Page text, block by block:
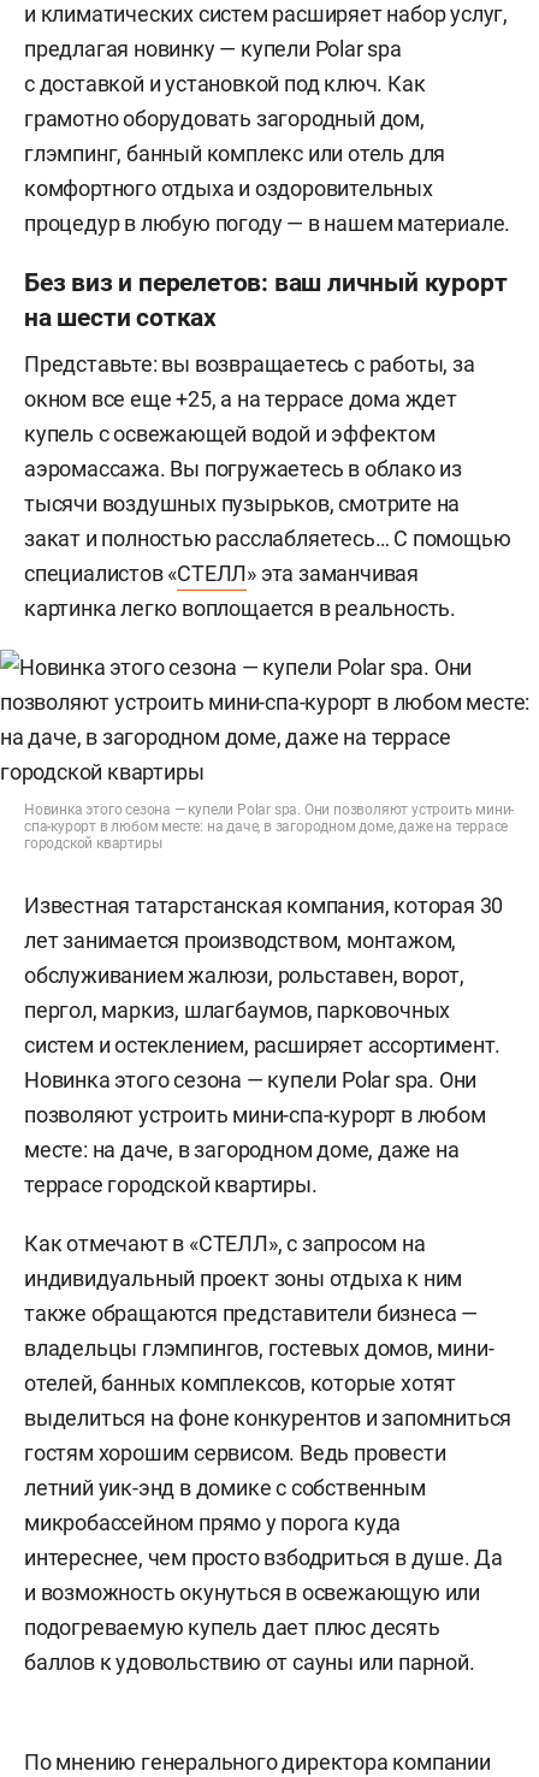
и климатических систем расширяет набор услуг,
предлагая новинку — купели Polar spa
с доставкой и установкой под ключ. Как
грамотно оборудовать загородный дом,
глэмпинг, банный комплекс или отель для
комфортного отдыха и оздоровительных
процедур в любую погоду — в нашем материале.
Без виз и перелетов: ваш личный курорт
на шести сотках
Представьте: вы возвращаетесь с работы, за
окном все еще +25, а на террасе дома ждет
купель с освежающей водой и эффектом
аэромассажа. Вы погружаетесь в облако из
тысячи воздушных пузырьков, смотрите на
закат и полностью расслабляетесь… С помощью
специалистов «СТЕЛЛ» эта заманчивая
картинка легко воплощается в реальность.
Новинка этого сезона — купели Polar spa. Они позволяют устроить мини-
спа-курорт в любом месте: на даче, в загородном доме, даже на террасе
городской квартиры
Известная татарстанская компания, которая 30
лет занимается производством, монтажом,
обслуживанием жалюзи, рольставен, ворот,
пергол, маркиз, шлагбаумов, парковочных
систем и остеклением, расширяет ассортимент.
Новинка этого сезона — купели Polar spa. Они
позволяют устроить мини-спа-курорт в любом
месте: на даче, в загородном доме, даже на
террасе городской квартиры.
Как отмечают в «СТЕЛЛ», с запросом на
индивидуальный проект зоны отдыха к ним
также обращаются представители бизнеса —
владельцы глэмпингов, гостевых домов, мини-
отелей, банных комплексов, которые хотят
выделиться на фоне конкурентов и запомниться
гостям хорошим сервисом. Ведь провести
летний уик-энд в домике с собственным
микробассейном прямо у порога куда
интереснее, чем просто взбодриться в душе. Да
и возможность окунуться в освежающую или
подогреваемую купель дает плюс десять
баллов к удовольствию от сауны или парной.
По мнению генерального директора компании